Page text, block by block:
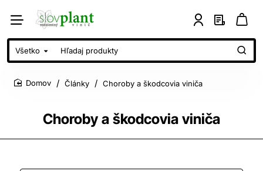
Všetko
Hľadaj
produkty
Choroby a škodcovia viniča
Články Choroby a škodcovia viniča